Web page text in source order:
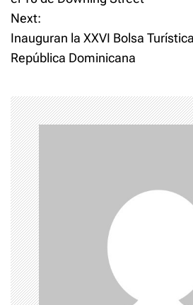
t
n
a
v
i
g
a
t
i
Next:
Inauguran la XXVI Bolsa
República Dominicana